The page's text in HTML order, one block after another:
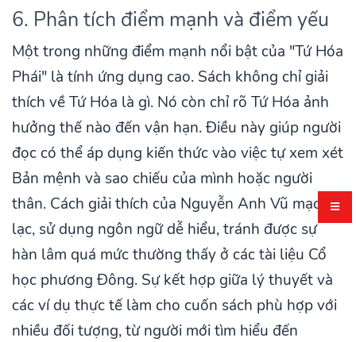
6. Phân tích điểm mạnh và điểm yếu
Một trong những điểm mạnh nổi bật của "Tứ Hóa
Phái" là tính ứng dụng cao. Sách không chỉ giải
thích về Tứ Hóa là gì. Nó còn chỉ rõ Tứ Hóa ảnh
hưởng thế nào đến vận hạn. Điều này giúp người
đọc có thể áp dụng kiến thức vào việc tự xem xét
Bản mệnh và sao chiếu của mình hoặc người
thân. Cách giải thích của Nguyễn Anh Vũ mạch
lạc, sử dụng ngôn ngữ dễ hiểu, tránh được sự
hàn lâm quá mức thường thấy ở các tài liệu Cổ
học phương Đông. Sự kết hợp giữa lý thuyết và
các ví dụ thực tế làm cho cuốn sách phù hợp với
nhiều đối tượng, từ người mới tìm hiểu đến